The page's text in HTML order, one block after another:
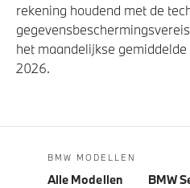
rekening houdend met de
het maandelijkse
2026.
BMW MODELLEN
Alle Modellen BMW